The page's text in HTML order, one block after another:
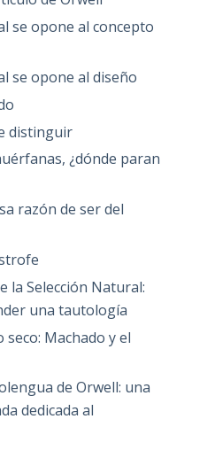
se opone al concepto
se opone al diseño
distinguir
¿dónde paran
razón de ser del
la Selección Natural:
una tautología
Machado y el
de Orwell: una
dedicada al